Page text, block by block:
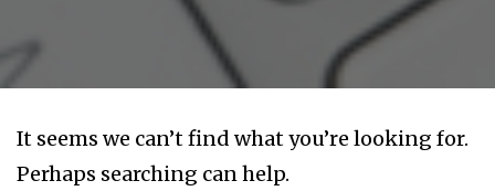
It seems we can’t find what you’re looking for.
Perhaps searching can help.